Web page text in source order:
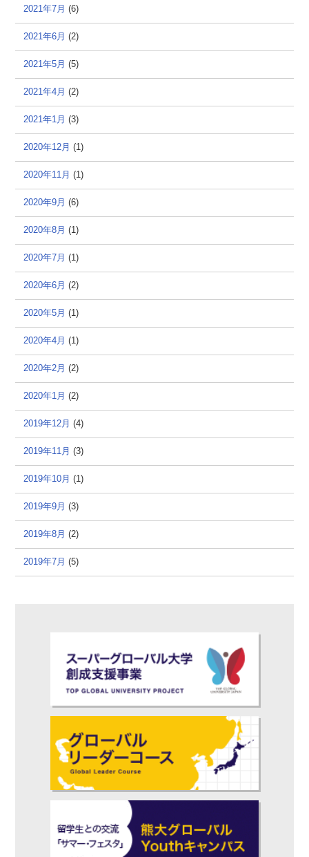
2021年7月 (6)
2021年6月 (2)
2021年5月 (5)
2021年4月 (2)
2021年1月 (3)
2020年12月 (1)
2020年11月 (1)
2020年9月 (6)
2020年8月 (1)
2020年7月 (1)
2020年6月 (2)
2020年5月 (1)
2020年4月 (1)
2020年2月 (2)
2020年1月 (2)
2019年12月 (4)
2019年11月 (3)
2019年10月 (1)
2019年9月 (3)
2019年8月 (2)
2019年7月 (5)